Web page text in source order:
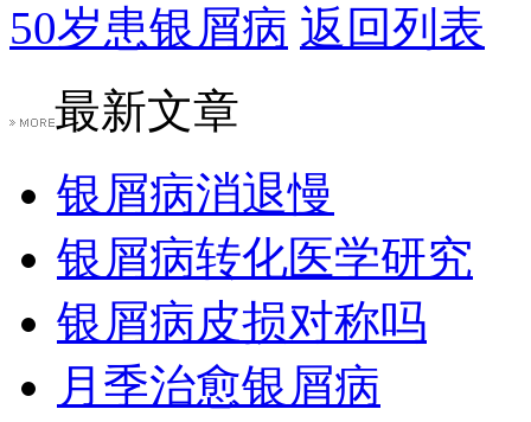
50岁患银屑病 返回列表
最新文章
银屑病消退慢
银屑病转化医学研究
银屑病皮损对称吗
月季治愈银屑病